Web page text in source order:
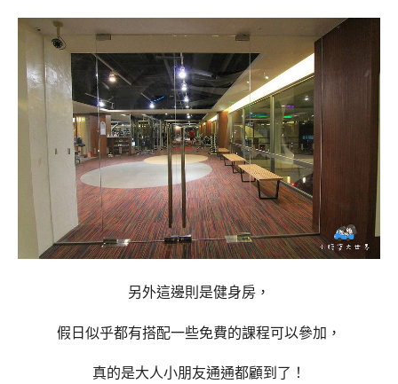
另外這邊則是健身房，
假日似乎都有搭配一些免費的課程可以參加，
真的是大人小朋友通通都顧到了！